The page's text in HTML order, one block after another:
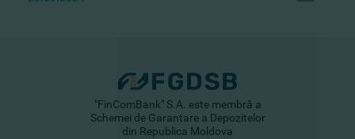
"FinComBank" S.A. este membră a
Schemei de Garantare a Depozitelor
din Republica Moldova